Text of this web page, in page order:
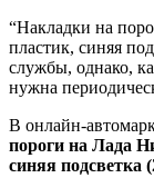
“Накладки на
пластик, синяя
службы, однако,
нужна
В онлайн-
пороги на Лада
синяя подсветка